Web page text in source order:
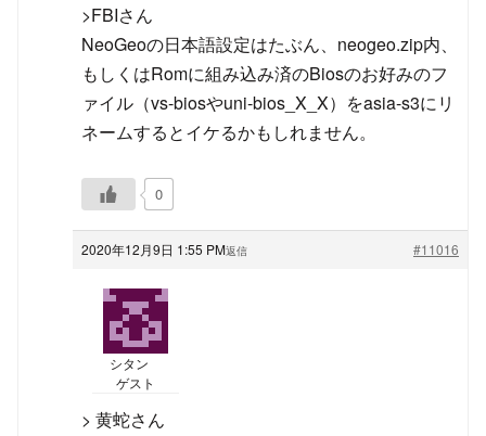
>FBIさん
NeoGeoの日本語設定はたぶん、neogeo.zip内、
もしくはRomに組み込み済のBiosのお好みのフ
ァイル（vs-biosやuni-bios_X_X）をasia-s3にリ
ネームするとイケるかもしれません。
0
2020年12月9日 1:55 PM #11016
返信
シタン
ゲスト
> 黄蛇さん